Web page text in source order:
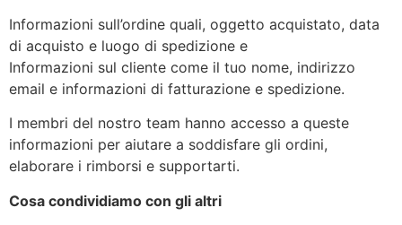
Informazioni sull’ordine quali, oggetto acquistato, data
di acquisto e luogo di spedizione e
Informazioni sul cliente come il tuo nome, indirizzo
email e informazioni di fatturazione e spedizione.
I membri del nostro team hanno accesso a queste
informazioni per aiutare a soddisfare gli ordini,
elaborare i rimborsi e supportarti.
Cosa condividiamo con gli altri